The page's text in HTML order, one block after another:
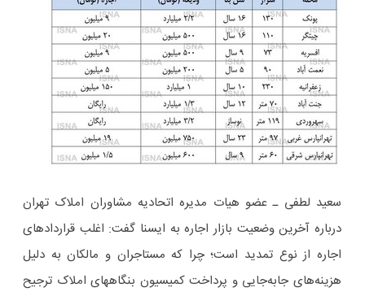
سعید لطفی ـ عضو هیات مدیره اتحادیه مشاوران املاک تهران
درباره آخرین وضعیت بازار اجاره به ایسنا گفت: اغلب قراردادهای
اجاره از نوع تمدید است؛ چرا که مستاجران و مالکان به دلیل
هزینه‌های جابه‌جایی و پرداخت کمیسیون بنگاههای املاک ترجیح